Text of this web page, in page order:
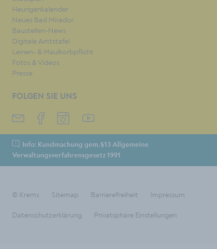
Heurigenkalender
Neues Bad Mirador
Baustellen-News
Digitale Amtstafel
Leinen- & Maulkorbpflicht
Fotos & Videos
Presse
FOLGEN SIE UNS
Info: Kundmachung gem.§13 Allgemeine
Verwaltungsverfahrensgesetz 1991
© Krems Sitemap Barrierefreiheit Impressum
Datenschutzerklärung Privatsphäre Einstellungen